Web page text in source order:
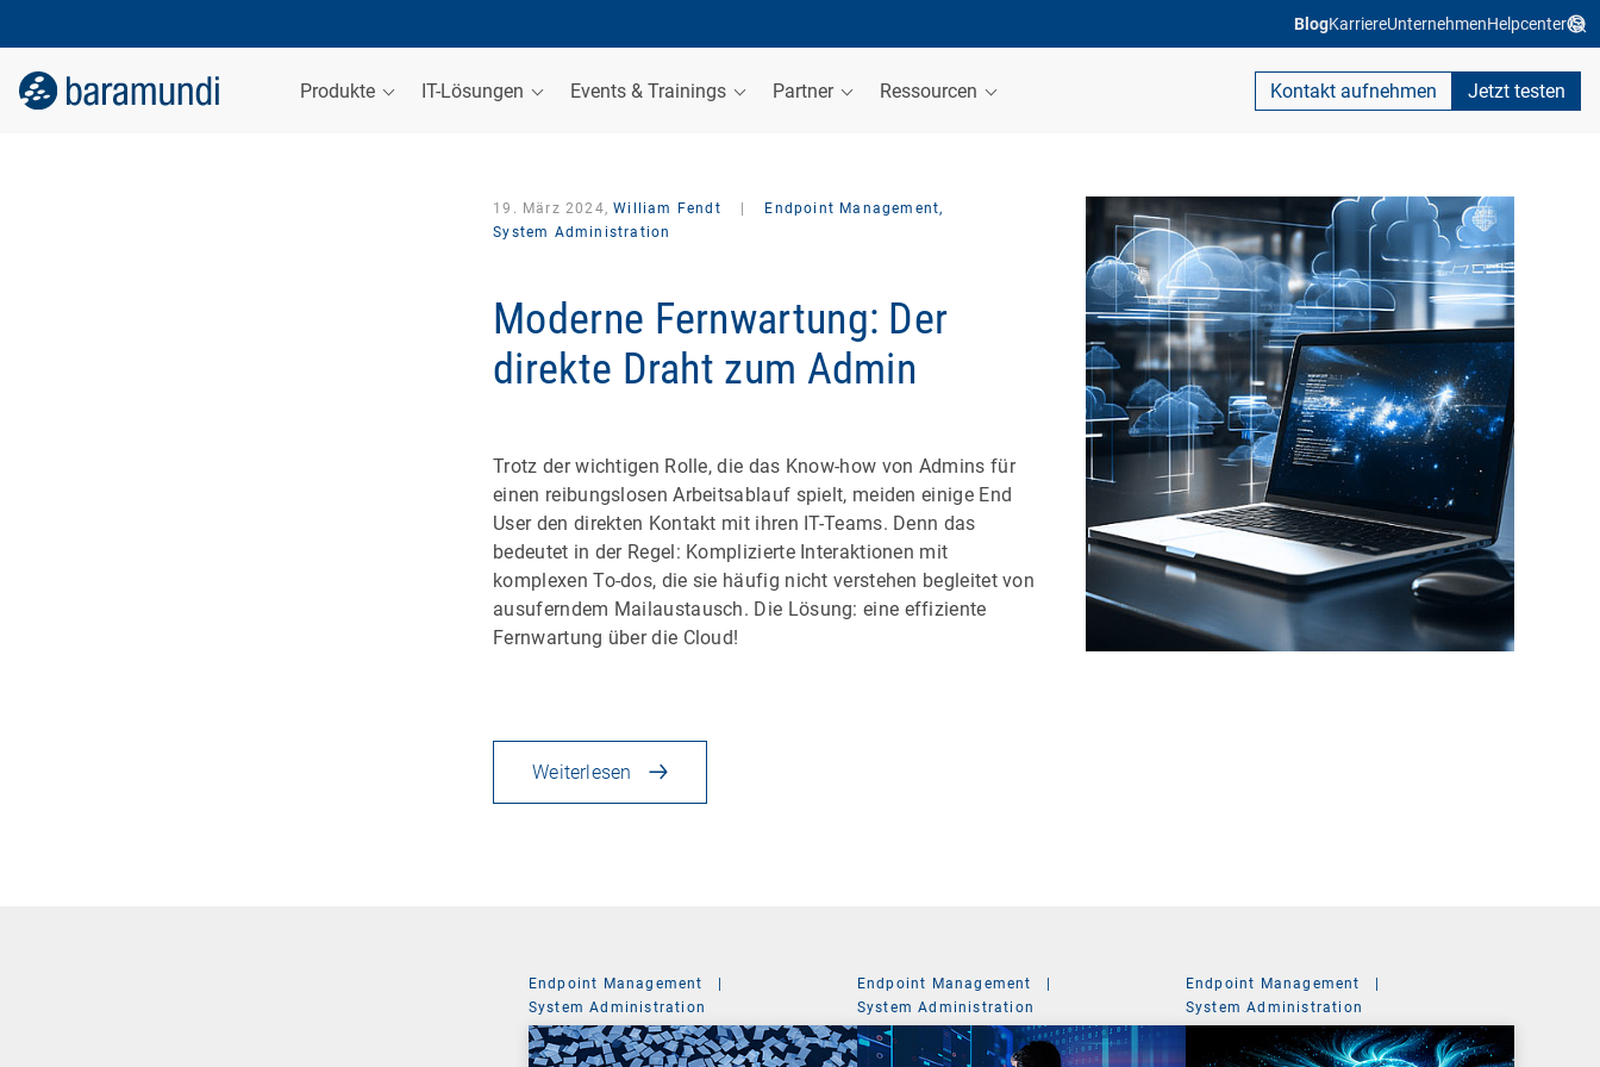
BlogKarriereUnternehmenHelpcenter
Produkte IT-Lösungen Events & Trainings Partner Ressourcen Kontakt aufnehmen Jetzt testen
19. März 2024,William Fendt
Endpoint Management,
System Administration
Moderne Fernwartung: Der
direkte Draht zum Admin
Trotz der wichtigen Rolle, die das Know-how von Admins für
einen reibungslosen Arbeitsablauf spielt, meiden einige End
User den direkten Kontakt mit ihren IT-Teams. Denn das
bedeutet in der Regel: Komplizierte Interaktionen mit
komplexen To-dos, die sie häufig nicht verstehen begleitet von
ausuferndem Mailaustausch. Die Lösung: eine effiziente
Fernwartung über die Cloud!
Weiterlesen
Endpoint Management
|
System Administration
Endpoint Management
|
System Administration
Endpoint Management
|
System Administration